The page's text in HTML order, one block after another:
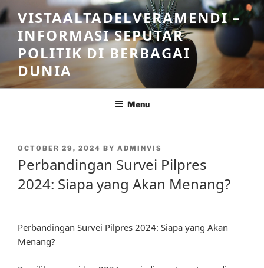
Skip
to
content
VISTAALTADELVERAMENDI –
INFORMASI SEPUTAR
POLITIK DI BERBAGAI
DUNIA
Menu
POSTED
OCTOBER 29, 2024 BY ADMINVIS
Perbandingan Survei Pilpres
2024: Siapa yang Akan Menang?
Perbandingan Survei Pilpres 2024: Siapa yang Akan
Menang?